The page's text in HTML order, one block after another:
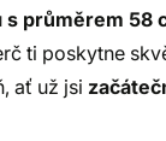
s průměrem 58
ti poskytne
ať už jsi